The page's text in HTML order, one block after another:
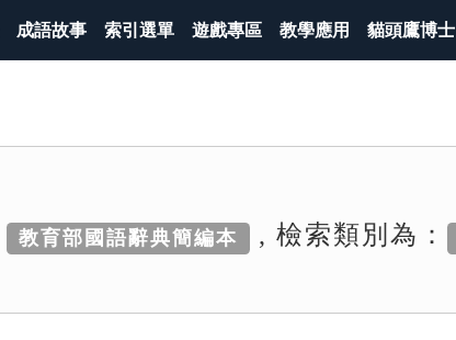
成語故事 索引選單 遊戲專區 教學應用 貓頭鷹博士
教育部國語辭典簡編本 , 檢索類別為：